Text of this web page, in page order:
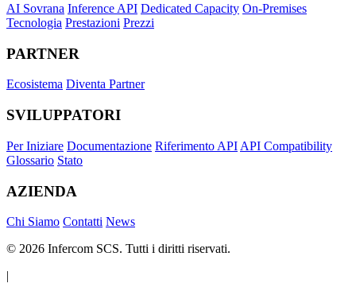
AI Sovrana Inference API Dedicated Capacity On-Premises
Tecnologia Prestazioni Prezzi
PARTNER
Ecosistema Diventa Partner
SVILUPPATORI
Per Iniziare Documentazione Riferimento API API Compatibility
Glossario Stato
AZIENDA
Chi Siamo Contatti News
© 2026 Infercom SCS. Tutti i diritti riservati.
|